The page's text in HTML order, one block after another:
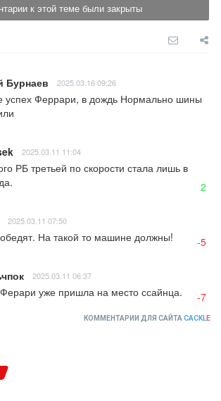
к этой теме были закрыты
Бурнаев 2025.03.16 09:26
успех Феррари, в дождь Нормально шины
2025.03.11 11:04
РБ третьей по скорости стала лишь в
2
2025.03.11 07:50
На такой то машине должны! -5
2025.03.11 06:37
Ферари уже пришла на место ссайнца. -7
КОММЕНТАРИИ ДЛЯ САЙТА CACKLE